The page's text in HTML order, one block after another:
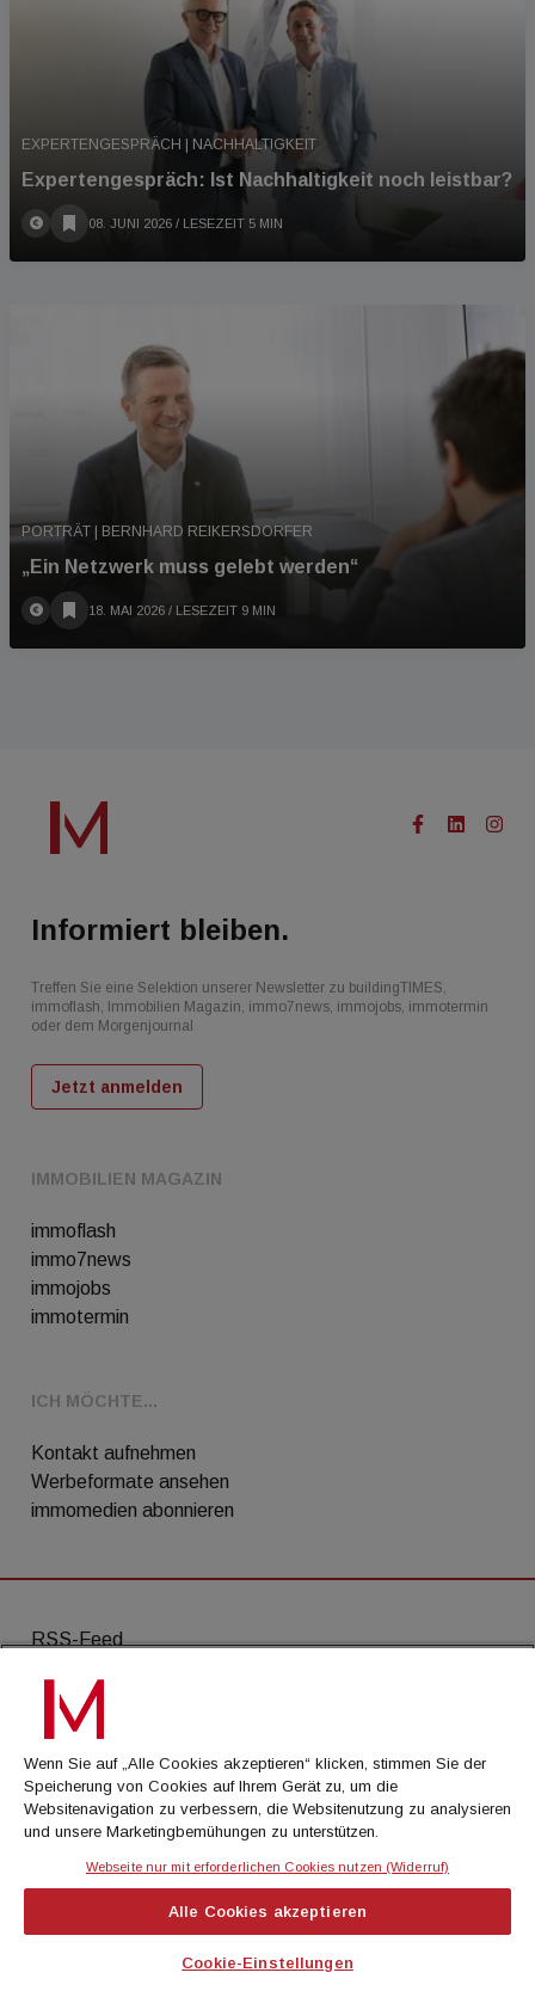
EXPERTENGESPRÄCH | NACHHALTIGKEIT
Expertengespräch: Ist Nachhaltigkeit noch leistbar?
08. JUNI 2026 / LESEZEIT 5 MIN
PORTRÄT | BERNHARD REIKERSDORFER
„Ein Netzwerk muss gelebt werden“
18. MAI 2026 / LESEZEIT 9 MIN
IMMOBILIEN MAGAZIN
immoflash
immo7news
immojobs
immotermin
ICH MÖCHTE...
Kontakt aufnehmen
Werbeformate ansehen
immomedien abonnieren
Informiert bleiben.
Treffen Sie eine Selektion unserer Newsletter zu buildingTIMES,
immoflash, Immobilien Magazin, immo7news, immojobs, immotermin
oder dem Morgenjournal
Jetzt anmelden
© Cachalot Media House GmbH - Alle Rechte
RSS-Feed
AGB
Datenschutz
Kontakt
Impressum
Wenn Sie auf „Alle Cookies akzeptieren“ klicken, stimmen Sie der
Speicherung von Cookies auf Ihrem Gerät zu, um die
Websitenavigation zu verbessern, die Websitenutzung zu analysieren
und unsere Marketingbemühungen zu unterstützen.
Webseite nur mit erforderlichen Cookies nutzen (Widerruf)
Alle Cookies akzeptieren
Cookie-Einstellungen